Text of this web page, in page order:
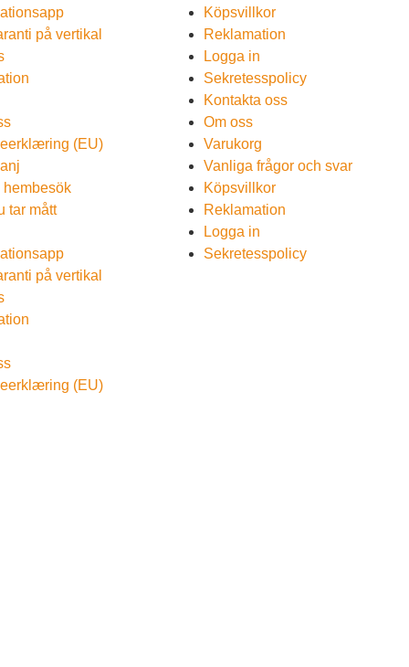
på vertikal
(EU)
hembesök
tar mått
på vertikal
(EU)
Köpsvillkor
Reklamation
Logga in
Sekretesspolicy
Kontakta oss
Om oss
Varukorg
Vanliga frågor och svar
Köpsvillkor
Reklamation
Logga in
Sekretesspolicy